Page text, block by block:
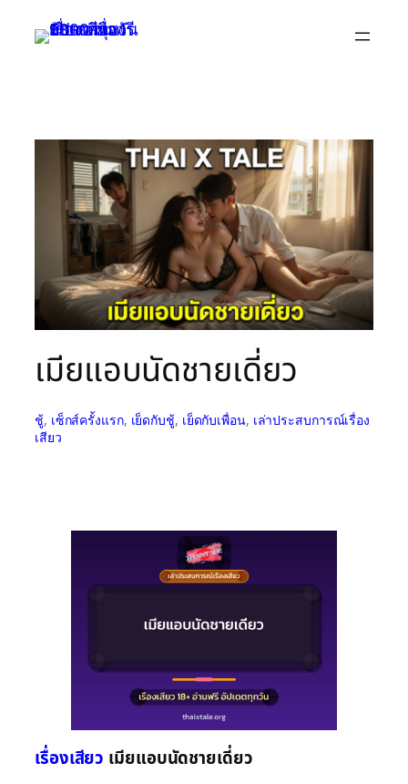
เมียแอบนัดชายเดี่ยว
ชู้, เซ็กส์ครั้งแรก, เย็ดกับชู้, เย็ดกับเพื่อน, เล่าประสบการณ์เรื่อง
เสียว
เรื่องเสียว เมียแอบนัดชายเดี่ยว